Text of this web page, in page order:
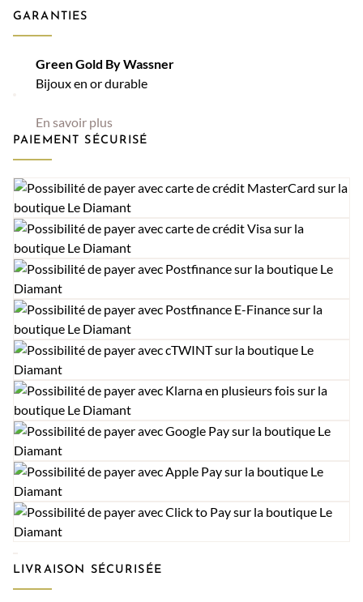
GARANTIES
Green Gold By Wassner
Bijoux en or durable
En savoir plus
PAIEMENT SÉCURISÉ
LIVRAISON SÉCURISÉE